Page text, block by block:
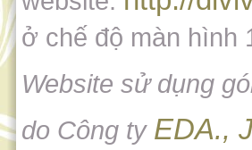
ở chế độ màn hình
Website sử dụng
do Công ty EDA.,